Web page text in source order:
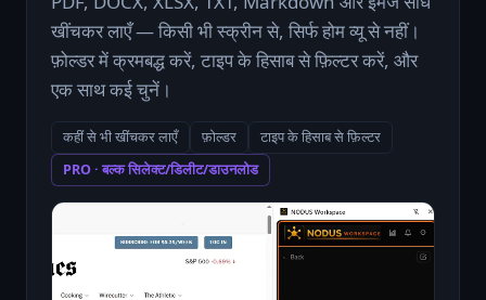
खींचकर लाएँ — किसी भी स्क्रीन से, सिर्फ होम व्यू से नहीं।
फ़ोल्डर में क्रमबद्ध करें, टाइप के हिसाब से फ़िल्टर करें, और
एक साथ कई चुनें।
कहीं से भी खींचकर लाएँ फ़ोल्डर
टाइप के हिसाब से फ़िल्टर
PRO · बल्क सिलेक्ट/डिलीट/डाउनलोड